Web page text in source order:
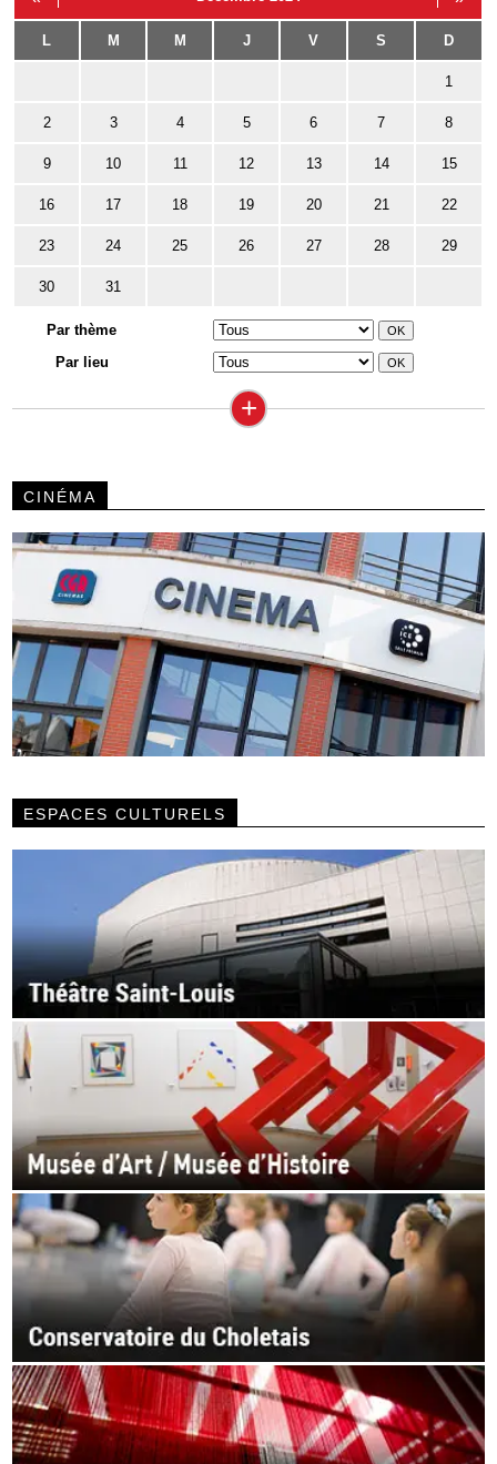
L M M J V S D
1
2 3 4 5 6 7 8
9 10 11 12 13 14 15
16 17 18 19 20 21 22
23 24 25 26 27 28 29
30 31
Par thème
Par lieu
+
CINÉMA
ESPACES CULTURELS